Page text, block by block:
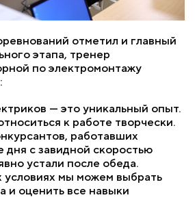
отметил и главный
этапа, тренер
по электромонтажу
— это уникальный опыт.
к работе творчески.
работавших
дня с завидной скоростью
устали после обеда.
условиях мы можем выбрать
и оценить все навыки